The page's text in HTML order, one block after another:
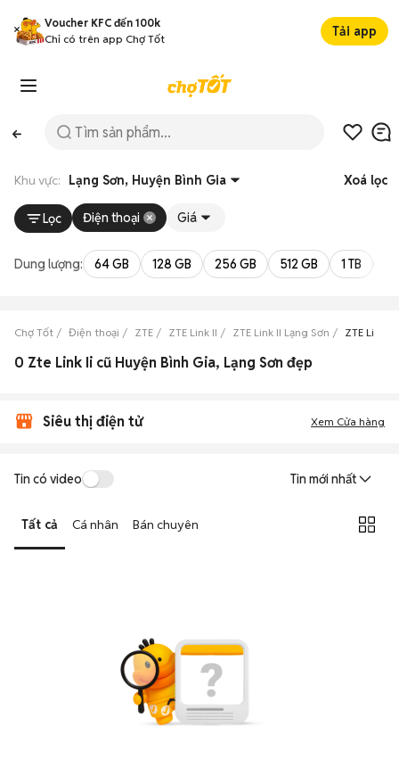
Voucher KFC đến 100k
Chỉ có trên app Chợ Tốt
Tải app
Khu vực: Lạng Sơn, Huyện Bình Gia Xoá lọc
Lọc Điện thoại Giá
Dung lượng: 64 GB 128 GB 256 GB 512 GB 1 TB
Chợ Tốt Điện thoại ZTE ZTE Link II ZTE Link II Lạng Sơn ZTE Link
0 Zte Link Ii cũ Huyện Bình Gia, Lạng Sơn đẹp
Siêu thị điện tử Xem Cửa hàng
Tin có video Tin mới nhất
Tất cả Cá nhân Bán chuyên